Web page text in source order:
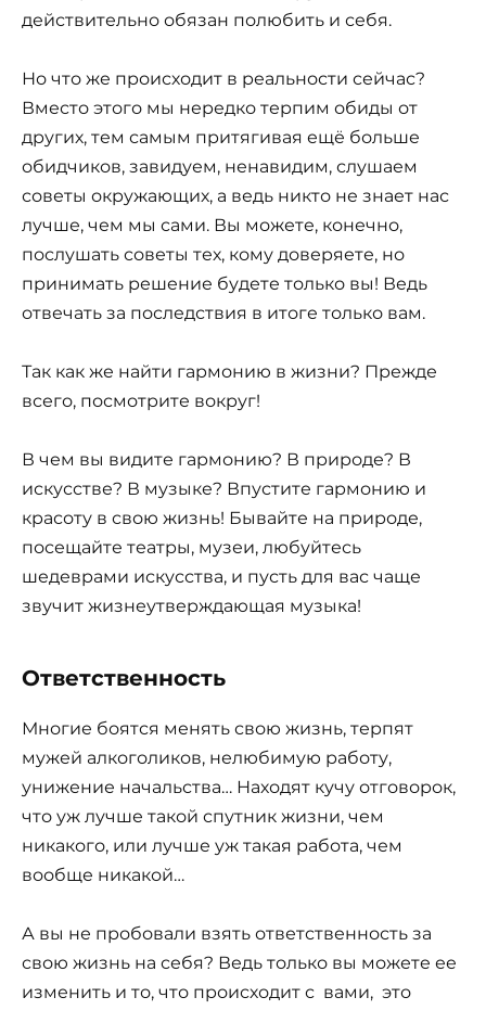
действительно обязан полюбить и себя.
Но что же происходит в реальности сейчас?
Вместо этого мы нередко терпим обиды от
других, тем самым притягивая ещё больше
обидчиков, завидуем, ненавидим, слушаем
советы окружающих, а ведь никто не знает нас
лучше, чем мы сами. Вы можете, конечно,
послушать советы тех, кому доверяете, но
принимать решение будете только вы! Ведь
отвечать за последствия в итоге только вам.
Так как же найти гармонию в жизни? Прежде
всего, посмотрите вокруг!
В чем вы видите гармонию? В природе? В
искусстве? В музыке? Впустите гармонию и
красоту в свою жизнь! Бывайте на природе,
посещайте театры, музеи, любуйтесь
шедеврами искусства, и пусть для вас чаще
звучит жизнеутверждающая музыка!
Ответственность
Многие боятся менять свою жизнь, терпят
мужей алкоголиков, нелюбимую работу,
унижение начальства… Находят кучу отговорок,
что уж лучше такой спутник жизни, чем
никакого, или лучше уж такая работа, чем
вообще никакой…
А вы не пробовали взять ответственность за
свою жизнь на себя? Ведь только вы можете ее
изменить и то, что происходит с вами, это